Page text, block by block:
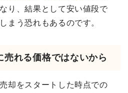
り、結果として安い値段で
まう恐れもあるのです。
れる価格ではないから
却をスタートした時点での